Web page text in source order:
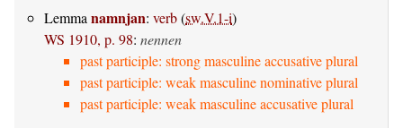
Lemma namnjan: verb(sw.V.1-i)
WS 1910, p. 98: nennen
past participle: strong masculine accusative plural
past participle: weak masculine nominative plural
past participle: weak masculine accusative plural